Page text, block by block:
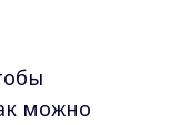
можно